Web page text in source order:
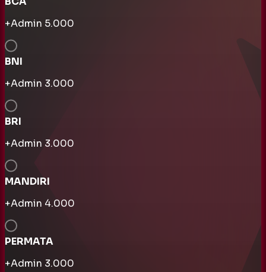
+Admin 5.000
BNI
+Admin 3.000
BRI
+Admin 3.000
MANDIRI
+Admin 4.000
PERMATA
+Admin 3.000